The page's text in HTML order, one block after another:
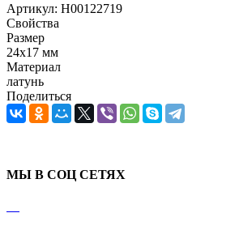
Артикул: Н00122719
Свойства
Размер
24х17 мм
Материал
латунь
Поделиться
МЫ В СОЦ СЕТЯХ